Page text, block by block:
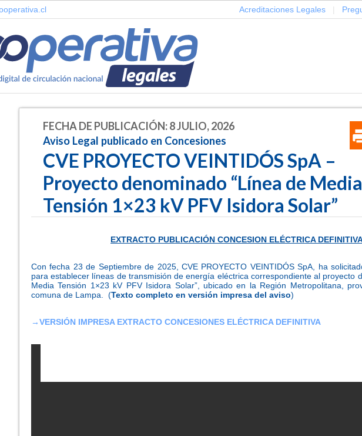
Acreditaciones Legales
FECHA DE PUBLICACIÓN: 8 JULIO, 2026
Aviso Legal publicado en Concesiones
CVE PROYECTO VEINTIDÓS SpA –
Proyecto denominado “Línea de Media
Tensión 1×23 kV PFV Isidora Solar”
EXTRACTO PUBLICACIÓN CONCESION ELÉCTRICA
Con fecha 23 de Septiembre de 2025, CVE PROYECTO VEINTIDÓS SpA, ha
para establecer líneas de transmisión de energía eléctrica correspondiente al proyecto
Media Tensión 1×23 kV PFV Isidora Solar”, ubicado en la Región Metropolitana,
comuna de Lampa. (Texto completo en versión impresa del aviso)
→VERSIÓN IMPRESA EXTRACTO CONCESIONES ELÉCTRICA DEFINITIVA